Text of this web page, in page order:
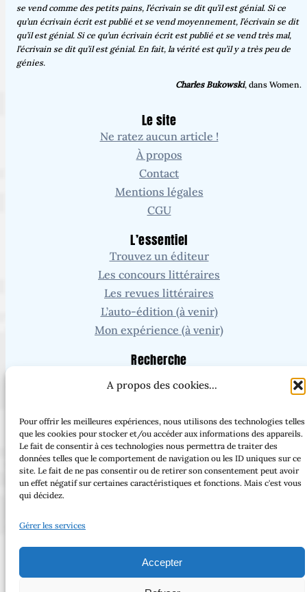
A propos des cookies...
Pour offrir les meilleures expériences, nous utilisons des technologies telles
que les cookies pour stocker et/ou accéder aux informations des appareils.
Le fait de consentir à ces technologies nous permettra de traiter des
données telles que le comportement de navigation ou les ID uniques sur ce
site. Le fait de ne pas consentir ou de retirer son consentement peut avoir
un effet négatif sur certaines caractéristiques et fonctions. Mais c'est vous
qui décidez.
Gérer les services
Accepter
se vend comme des petits pains, l’écrivain se dit qu’il est génial. Si ce
qu’un écrivain écrit est publié et se vend moyennement, l’écrivain se dit
qu’il est génial. Si ce qu’un écrivain écrit est publié et se vend très mal,
l’écrivain se dit qu’il est génial. En fait, la vérité est qu’il y a très peu de
génies.
Charles Bukowski, dans Women.
Le site
Ne ratez aucun article !
À propos
Contact
Mentions légales
CGU
L’essentiel
Trouvez un éditeur
Les concours littéraires
Les revues littéraires
L’auto-édition (à venir)
Mon expérience (à venir)
Recherche
Vous cherchez un article ou une page en particulier ?
Facebook Threads InstagramBluesky
Copyright © 2023 | Made with love by